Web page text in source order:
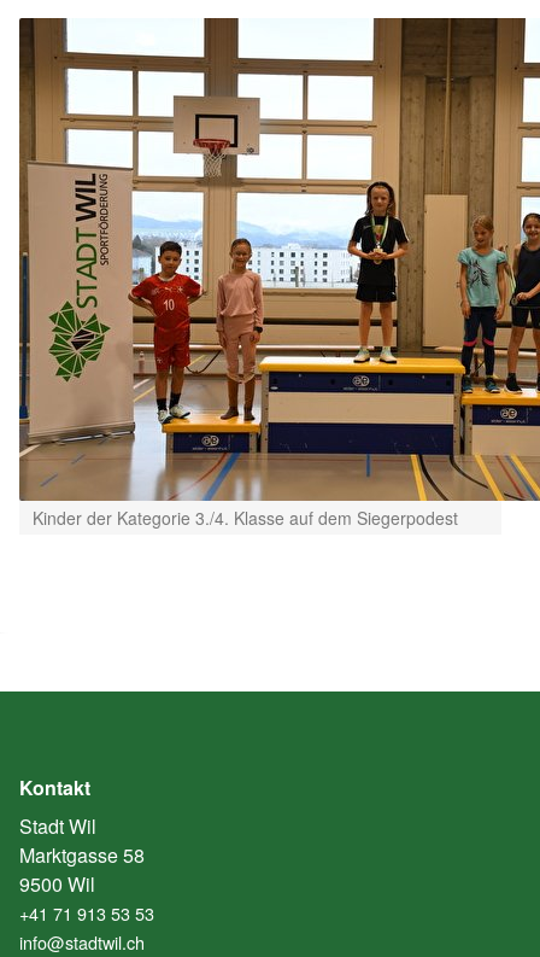
Kinder der Kategorie 3./4. Klasse auf dem Siegerpodest
Kontakt
Stadt Wil
Marktgasse 58
9500 Wil
+41 71 913 53 53
info@stadtwil.ch